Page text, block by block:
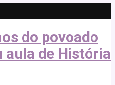
do povoado
aula de História